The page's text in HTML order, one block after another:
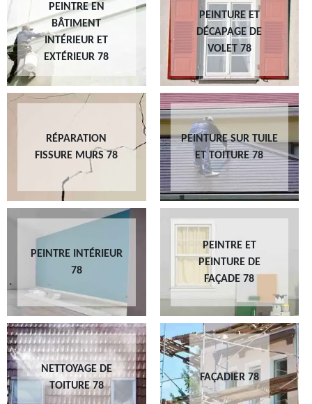
PEINTRE EN
BÂTIMENT
INTÉRIEUR ET
EXTÉRIEUR 78
PEINTURE ET
DÉCAPAGE DE
VOLET 78
RÉPARATION
FISSURE MURS 78
PEINTURE SUR TUILE
ET TOITURE 78
PEINTRE INTÉRIEUR
78
PEINTRE ET
PEINTURE DE
FAÇADE 78
NETTOYAGE DE
TOITURE 78
FAÇADIER 78